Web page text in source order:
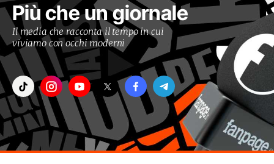
Più che un giornale
Il media che racconta il tempo in cui
viviamo con occhi moderni